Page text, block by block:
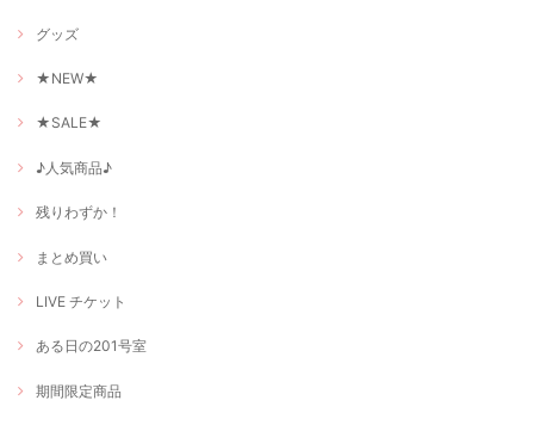
グッズ
★NEW★
★SALE★
♪人気商品♪
残りわずか！
まとめ買い
LIVE チケット
ある日の201号室
期間限定商品